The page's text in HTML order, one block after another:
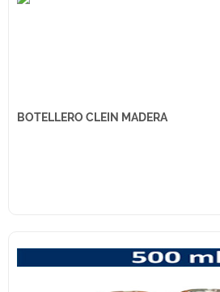
BOTELLERO CLEIN MADERA